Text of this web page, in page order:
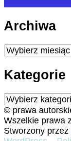
Archiwa
Archiwa
Kategorie
Kategorie
© prawa
Wszelkie prawa
Stworzony przez